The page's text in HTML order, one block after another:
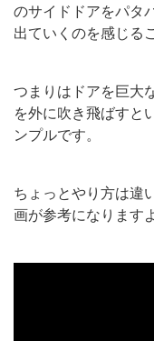
のサイドドアをパタ
出ていくのを感じる
つまりはドアを巨大
を外に吹き飛ばすと
ンプルです。
ちょっとやり方は違
画が参考になります